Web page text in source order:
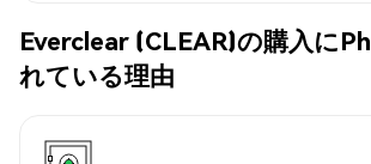
Everclear (CLEAR)の購入に
れている理由